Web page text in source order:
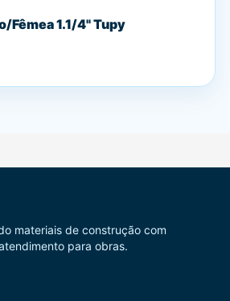
Fêmea 1.1/4" Tupy
materiais de construção com
para obras.